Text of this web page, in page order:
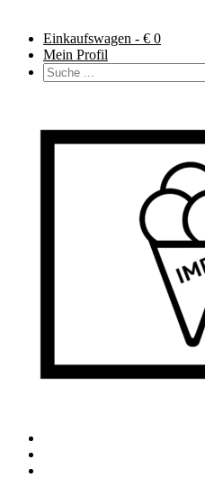
Einkaufswagen - € 0
Mein Profil